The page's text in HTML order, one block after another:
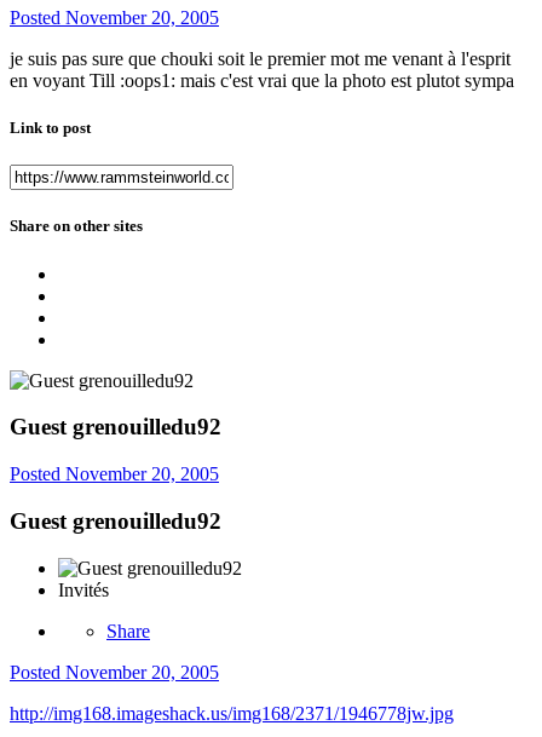
Posted November 20, 2005
je suis pas sure que chouki soit le premier mot me venant à l'esprit
en voyant Till :oops1: mais c'est vrai que la photo est plutot sympa
Link to post
Share on other sites
Guest grenouilledu92
Posted November 20, 2005
Guest grenouilledu92
Invités
Share
Posted November 20, 2005
http://img168.imageshack.us/img168/2371/1946778jw.jpg